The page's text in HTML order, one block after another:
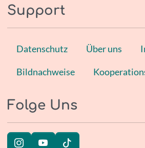
Support
Datenschutz Über uns
Bildnachweise
Folge Uns